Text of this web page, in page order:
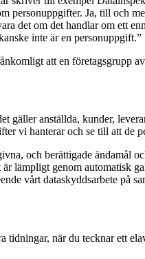
personuppgifter. Ja, till och
det om det handlar om ett
inte är en personuppgift.”
att en företagsgrupp
gäller anställda, kunder,
vi hanterar och se till att de
och berättigade ändamål
lämpligt genom automatisk
vårt dataskyddsarbete på
när du tecknar ett